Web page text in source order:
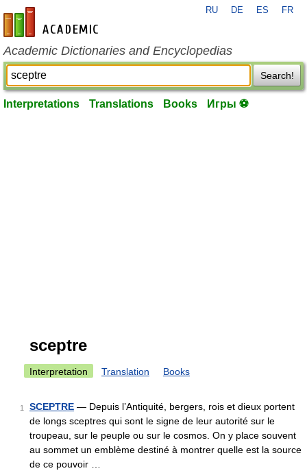
en-academic.com
RU DE ES FR
Academic Dictionaries and Encyclopedias
Search!
Interpretations Translations Books Игры ⚽
sceptre
Interpretation Translation Books
1 SCEPTRE — Depuis l’Antiquité, bergers, rois et dieux portent
de longs sceptres qui sont le signe de leur autorité sur le
troupeau, sur le peuple ou sur le cosmos. On y place souvent
au sommet un emblème destiné à montrer quelle est la source
de ce pouvoir …